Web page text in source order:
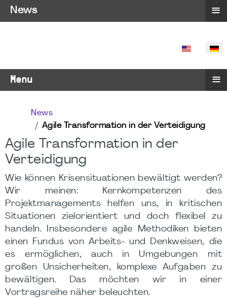
SPRACHE
Menu ≡
News
Agile Transformation in der Verteidigung
Agile Transformation in der
Verteidigung
Wie können Krisensituationen bewältigt werden?
Wir meinen: Kernkompetenzen des
Projektmanagements helfen uns, in kritischen
Situationen zielorientiert und doch flexibel zu
handeln. Insbesondere agile Methodiken bieten
einen Fundus von Arbeits- und Denkweisen, die
es ermöglichen, auch in Umgebungen mit
großen Unsicherheiten, komplexe Aufgaben zu
bewältigen. Das möchten wir in einer
Vortragsreihe näher beleuchten.
News ≡